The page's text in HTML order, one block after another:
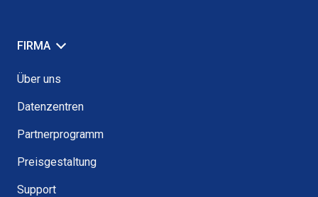
FIRMA
Über uns
Datenzentren
Partnerprogramm
Preisgestaltung
Support